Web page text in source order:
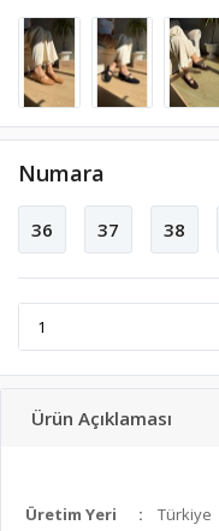
Numara
36 37 38
Ürün Açıklaması
Üretim Yeri : Türkiye